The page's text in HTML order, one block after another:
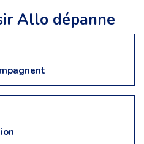
Allo dépanne